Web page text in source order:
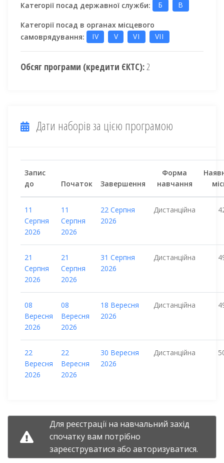
Категорії посад державної служби: Б В
Категорії посад в органах місцевого
самоврядування:
IV V VI VII
Обсяг програми (кредити ЄКТС):2
Дати наборів за цією програмою
Запис
до
Початок Завершення
Форма
навчання
11
Серпня
2026
11
Серпня
2026
22 Серпня
2026
Дистанційна
21
Серпня
2026
21
Серпня
2026
31 Серпня
2026
Дистанційна
08
Вересня
2026
08
Вересня
2026
18 Вересня
2026
Дистанційна
22
Вересня
2026
22
Вересня
2026
30 Вересня
2026
Дистанційна
Для реєстрації на навчальний захід
спочатку вам потрібно
зареєструватися або авторизуватися.